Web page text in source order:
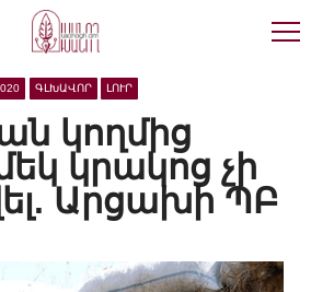
ԳԼԽԱՎՈՐ ԼՈՒՐ
կողմից
կրակոց չի
Արցախի ՊԲ